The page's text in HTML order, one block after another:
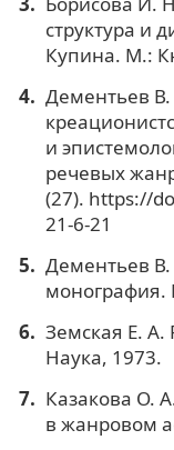
структура и
Купина. М.:
Дементьев
и
речевых
(27). https://
21-6-21
Дементьев
монография.
Земская Е. А.
Наука, 1973.
Казакова О.
в жанровом